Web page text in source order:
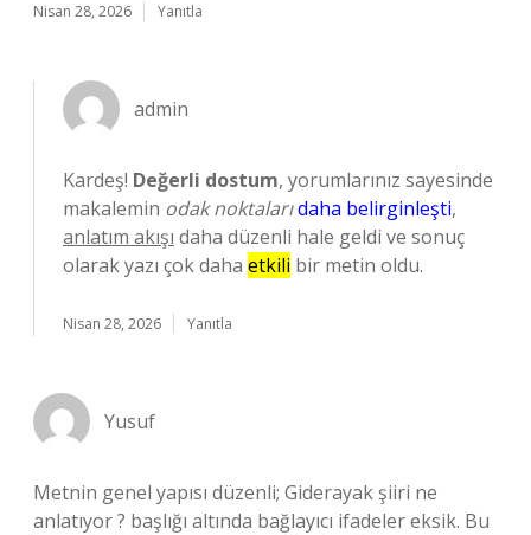
Nisan 28, 2026 Yanıtla
admin
Kardeş! Değerli dostum, yorumlarınız sayesinde
makalemin odak noktalarıdaha belirginleşti,
anlatım akışı daha düzenli hale geldi ve sonuç
olarak yazı çok daha etkili bir metin oldu.
Nisan 28, 2026 Yanıtla
Yusuf
Metnin genel yapısı düzenli; Giderayak şiiri ne
anlatıyor ? başlığı altında bağlayıcı ifadeler eksik. Bu